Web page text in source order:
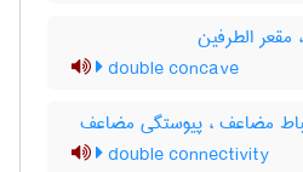
مقعر الطرفین
double concave
مضاعف ، پیوستگی مضاعف
double connectivity